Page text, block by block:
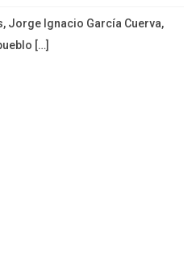
Jorge Ignacio García Cuerva,
[…]